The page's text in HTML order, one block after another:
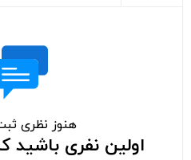
هنوز نظری
اولین نفری باشید